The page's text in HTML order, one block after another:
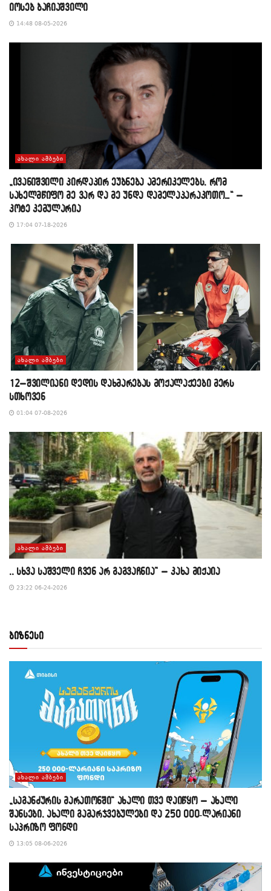
იოსებ ბაჩიაშვილი
14:48 08-05-2026
ᲐᲮᲐᲚᲘ ᲐᲛᲑᲔᲑᲘ
„ივანიშვილი პირდაპირ ეუბნება ამერიკელებს, რომ
სახელმწიფო მე ვარ და მე უნდა დამელაპარაკოთო…“ –
კოტე კემულარია
17:04 07-18-2026
ᲐᲮᲐᲚᲘ ᲐᲛᲑᲔᲑᲘ
12–შვილიანი დედის დახმარებას მოქალაქეები მერს
სთხოვენ
01:04 07-08-2026
ᲐᲮᲐᲚᲘ ᲐᲛᲑᲔᲑᲘ
,, სხვა საშველი ჩვენ არ გაგვაჩნია” – კახა მიქაია
23:22 06-24-2026
ბიზნესი
ᲐᲮᲐᲚᲘ ᲐᲛᲑᲔᲑᲘ
„საგანძურის მარათონში“ ახალი თვე დაიწყო – ახალი
შანსები, ახალი გამარჯვებულები და 250 000-ლარიანი
საპრიზო ფონდი
13:05 08-06-2026